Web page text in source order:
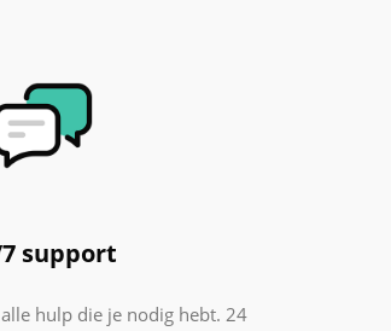
support
hulp die je nodig hebt. 24